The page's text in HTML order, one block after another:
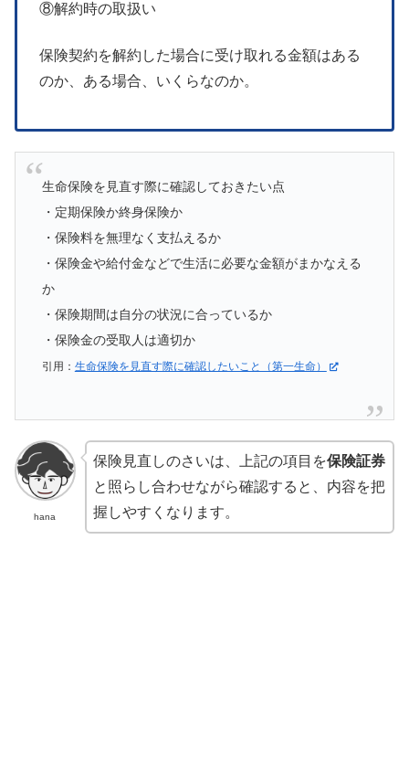
⑧解約時の取扱い
保険契約を解約した場合に受け取れる金額はある
のか、ある場合、いくらなのか。
生命保険を見直す際に確認しておきたい点
・定期保険か終身保険か
・保険料を無理なく支払えるか
・保険金や給付金などで生活に必要な金額がまかなえる
か
・保険期間は自分の状況に合っているか
・保険金の受取人は適切か
引用： 生命保険を見直す際に確認したいこと（第一生命）
hana
保険見直しのさいは、上記の項目を保険証券
と照らし合わせながら確認すると、内容を把
握しやすくなります。